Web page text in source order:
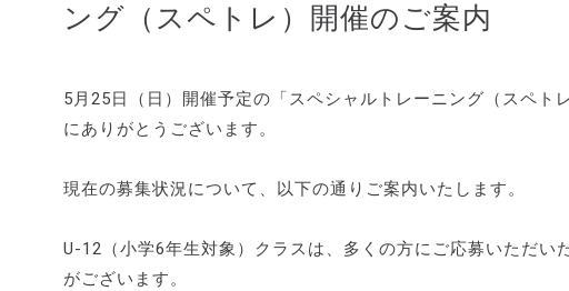
ング（スペトレ）開催のご案内
5月25日（日）開催予定の「スペシャルトレーニング（スペ
にありがとうございます。
現在の募集状況について、以下の通りご案内いたします。
U-12（小学6年生対象）クラスは、多くの方にご応募いただい
がございます。